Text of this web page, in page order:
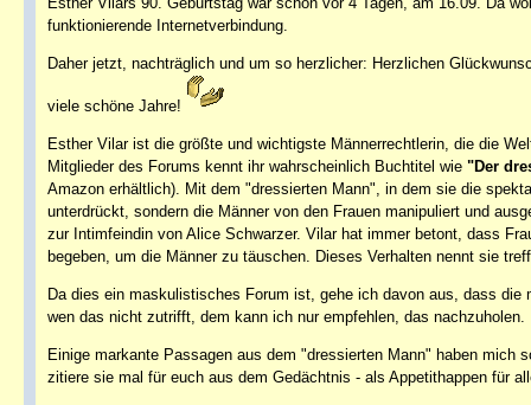
funktionierende Internetverbindung.
Daher jetzt, nachträglich und um so herzlicher: Herzlichen
viele schöne Jahre!
Esther Vilar ist die größte und wichtigste Männerrechtlerin, die die
Mitglieder des Forums kennt ihr wahrscheinlich Buchtitel wie "Der
Amazon erhältlich). Mit dem "dressierten Mann", in dem sie die
unterdrückt, sondern die Männer von den Frauen manipuliert und
zur Intimfeindin von Alice Schwarzer. Vilar hat immer betont, dass
begeben, um die Männer zu täuschen. Dieses Verhalten nennt sie
Da dies ein maskulistisches Forum ist, gehe ich davon aus, dass
wen das nicht zutrifft, dem kann ich nur empfehlen, das nachzuholen.
Einige markante Passagen aus dem "dressierten Mann" haben
zitiere sie mal für euch aus dem Gedächtnis - als Appetithappen für